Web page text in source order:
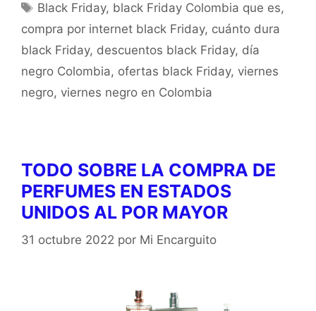
Black Friday, black Friday Colombia que es,
compra por internet black Friday, cuánto dura
black Friday, descuentos black Friday, día
negro Colombia, ofertas black Friday, viernes
negro, viernes negro en Colombia
TODO SOBRE LA COMPRA DE
PERFUMES EN ESTADOS
UNIDOS AL POR MAYOR
31 octubre 2022 por Mi Encarguito